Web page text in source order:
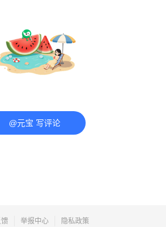
@元宝 写评论
馈 举报中心 隐私政策